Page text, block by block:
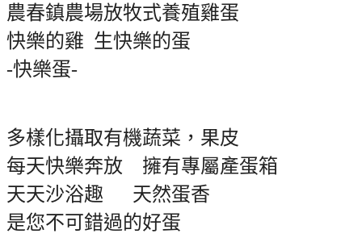
農春鎮農場放牧式養殖雞蛋
快樂的雞 生快樂的蛋
-快樂蛋-
多樣化攝取有機蔬菜，果皮
每天快樂奔放 擁有專屬產蛋箱
天天沙浴趣 天然蛋香
是您不可錯過的好蛋